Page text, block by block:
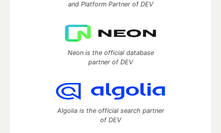
and Platform Partner of DEV
Neon is the official database
partner of DEV
Algolia is the official search partner
of DEV